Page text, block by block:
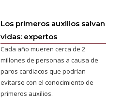
Los primeros auxilios salvan
vidas: expertos
Cada año mueren cerca de 2
millones de personas a causa de
paros cardiacos que podrían
evitarse con el conocimiento de
primeros auxilios.